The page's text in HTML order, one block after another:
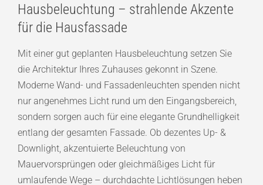
Hausbeleuchtung – strahlende Akzente
für die Hausfassade
Mit einer gut geplanten Hausbeleuchtung setzen Sie
die Architektur Ihres Zuhauses gekonnt in Szene.
Moderne Wand- und Fassadenleuchten spenden nicht
nur angenehmes Licht rund um den Eingangsbereich,
sondern sorgen auch für eine elegante Grundhelligkeit
entlang der gesamten Fassade. Ob dezentes Up- &
Downlight, akzentuierte Beleuchtung von
Mauervorsprüngen oder gleichmäßiges Licht für
umlaufende Wege – durchdachte Lichtlösungen heben